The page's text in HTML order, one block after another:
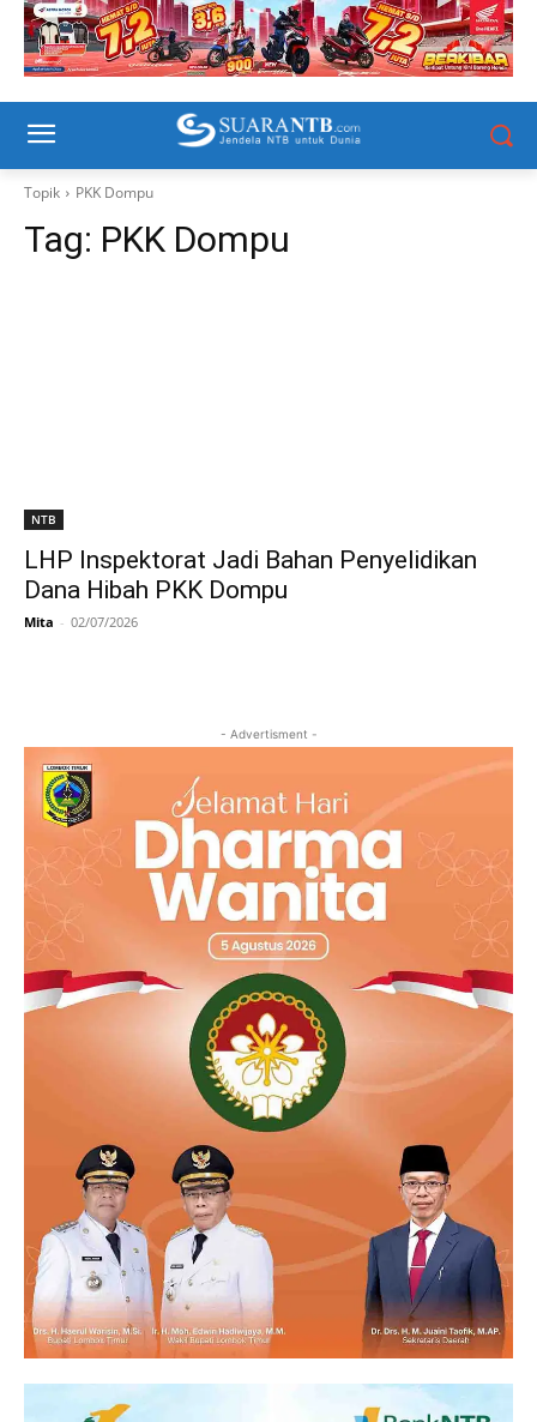
Topik PKK Dompu
Tag: PKK Dompu
NTB
LHP Inspektorat Jadi Bahan Penyelidikan
Dana Hibah PKK Dompu
Mita - 02/07/2026
- Advertisment -